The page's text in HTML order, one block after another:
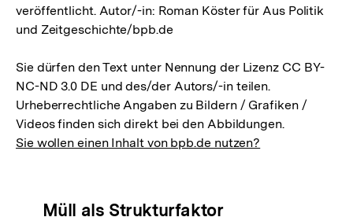
veröffentlicht. Autor/-in: Roman Köster für Aus Politik
und Zeitgeschichte/bpb.de
Sie dürfen den Text unter Nennung der Lizenz CC BY-
NC-ND 3.0 DE und des/der Autors/-in teilen.
Urheberrechtliche Angaben zu Bildern / Grafiken /
Videos finden sich direkt bei den Abbildungen.
Sie wollen einen Inhalt von bpb.de nutzen?
Inhaltsnavigation
Müll als Strukturfaktor